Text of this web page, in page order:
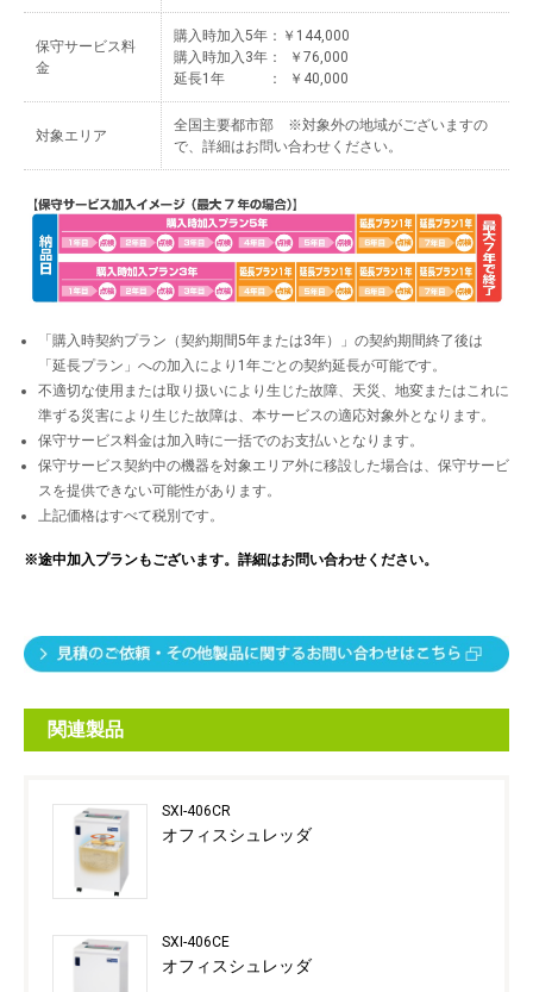
保守サービス料
金
購入時加入5年：￥144,000
購入時加入3年： ￥76,000
延長1年 ： ￥40,000
対象エリア
全国主要都市部 ※対象外の地域がございますの
で、詳細はお問い合わせください。
「購入時契約プラン（契約期間5年または3年）」の契約期間終了後は
「延長プラン」への加入により1年ごとの契約延長が可能です。
不適切な使用または取り扱いにより生じた故障、天災、地変またはこれに
準ずる災害により生じた故障は、本サービスの適応対象外となります。
保守サービス料金は加入時に一括でのお支払いとなります。
保守サービス契約中の機器を対象エリア外に移設した場合は、保守サービ
スを提供できない可能性があります。
上記価格はすべて税別です。
※途中加入プランもございます。詳細はお問い合わせください。
関連製品
SXI-406CR
オフィスシュレッダ
SXI-406CE
オフィスシュレッダ